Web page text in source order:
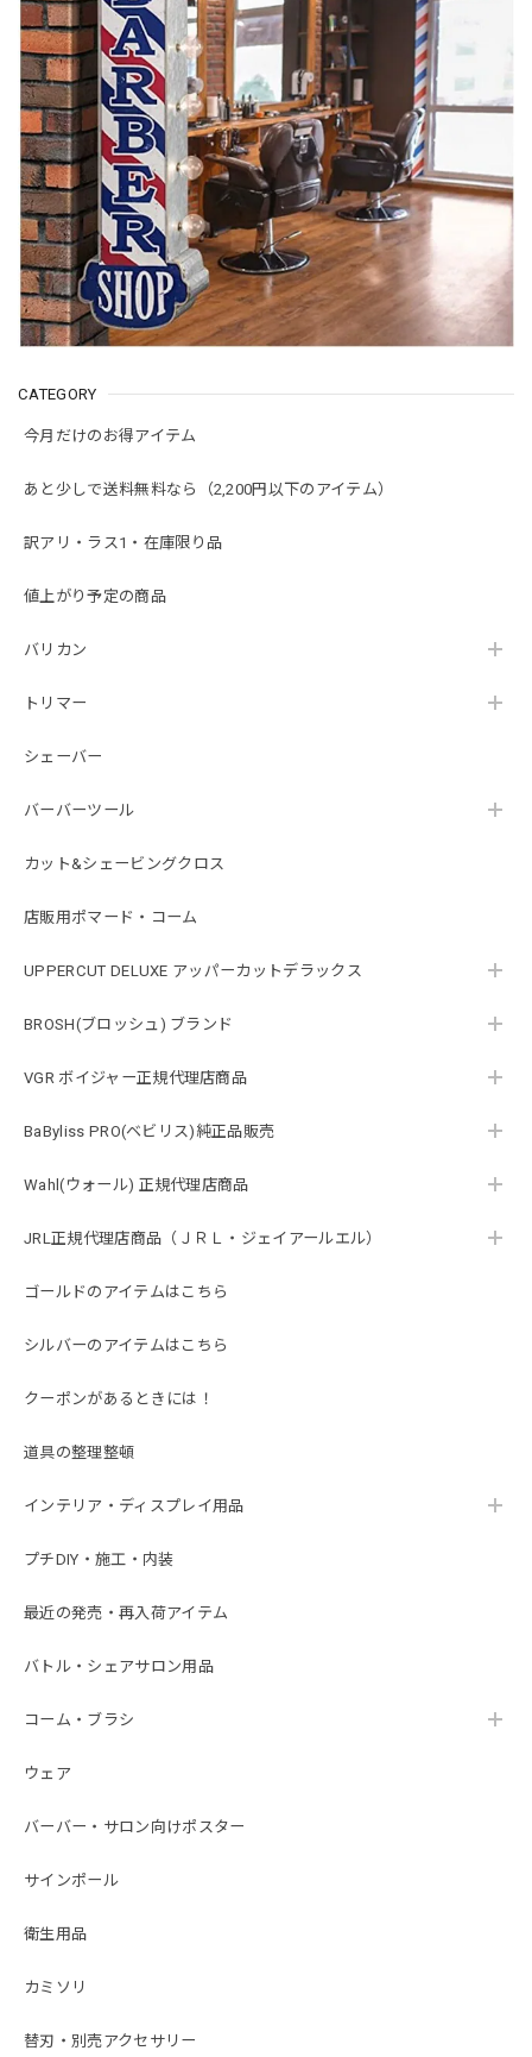
CATEGORY
今月だけのお得アイテム
あと少しで送料無料なら（2,200円以下のアイテム）
訳アリ・ラス1・在庫限り品
値上がり予定の商品
バリカン
トリマー
シェーバー
バーバーツール
カット&シェービングクロス
店販用ポマード・コーム
UPPERCUT DELUXE アッパーカットデラックス
BROSH(ブロッシュ) ブランド
VGR ボイジャー正規代理店商品
BaByliss PRO(ベビリス)純正品販売
Wahl(ウォール) 正規代理店商品
JRL正規代理店商品（ＪＲＬ・ジェイアールエル）
ゴールドのアイテムはこちら
シルバーのアイテムはこちら
クーポンがあるときには！
道具の整理整頓
インテリア・ディスプレイ用品
プチDIY・施工・内装
最近の発売・再入荷アイテム
バトル・シェアサロン用品
コーム・ブラシ
ウェア
バーバー・サロン向けポスター
サインポール
衛生用品
カミソリ
替刃・別売アクセサリー